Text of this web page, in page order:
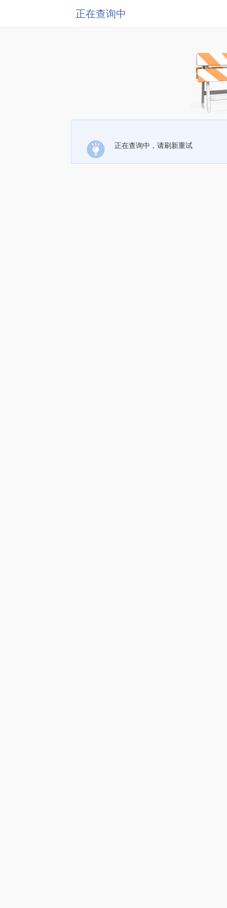
正在查询中
正在查询中，请刷新重试